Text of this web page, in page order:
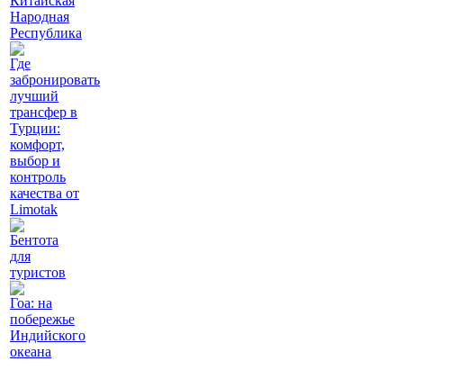
Народная
Республика
Где
забронировать
лучший
трансфер в
Турции:
комфорт,
выбор и
контроль
качества от
Limotak
Бентота
для
туристов
Гоа: на
побережье
Индийского
океана